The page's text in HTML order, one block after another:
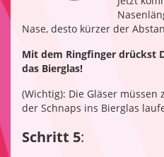
Nase, desto kürzer der
Mit dem Ringfinger drückst
das Bierglas!
(Wichtig): Die Gläser
der Schnaps ins Bierglas
Schritt 5: